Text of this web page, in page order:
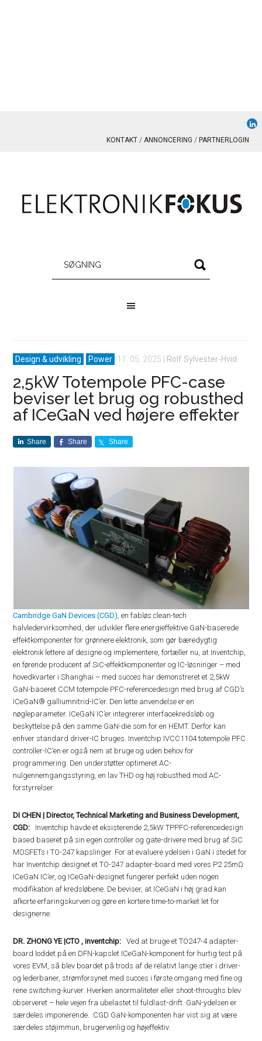
KONTAKT ANNONCERING PARTNERLOGIN
Design & udvikling Power 11. 05. 2025 Rolf Sylvester-Hvid
2,5kW Totempole PFC-case
beviser let brug og robusthed
af ICeGaN ved højere effekter
Share Share Share
Cambridge GaN Devices (CGD), en fabløs clean-tech
halvledervirksomhed, der udvikler flere energieffektive GaN-baserede
effektkomponenter for grønnere elektronik, som gør bæredygtig
elektronik lettere af designe og implementere, fortæller nu, at Inventchip,
en førende producent af SiC-effektkomponenter og IC-løsninger – med
hovedkvarter i Shanghai – med succes har demonstreret et 2,5kW
GaN-baseret CCM totempole PFC-referencedesign med brug af CGD’s
ICeGaN® galliumnitrid-IC’er. Den lette anvendelse er en
nøgleparameter. ICeGaN IC’er integrerer interfacekredsløb og
beskyttelse på den samme GaN-die som for en HEMT. Derfor kan
enhver standard driver-IC bruges. Inventchip IVCC1104 totempole PFC
controller-IC’en er også nem at bruge og uden behov for
programmering. Den understøtter optimeret AC-
nulgennemgangsstyring, en lav THD og høj robusthed mod AC-
forstyrrelser.
DI CHEN | Director, Technical Marketing and Business Development,
CGD: Inventchip havde et eksisterende 2,5kW TPPFC-referencedesign
based baseret på sin egen controller og gate-drivere med brug af SiC
MOSFETs i TO-247 kapslinger. For at evaluere ydelsen i GaN i stedet for
har Inventchip designet et TO-247 adapter-board med vores P2 25mΩ
ICeGaN IC’er, og ICeGaN-designet fungerer perfekt uden nogen
modifikation af kredsløbene. De beviser, at ICeGaN i høj grad kan
afkorte erfaringskurven og gøre en kortere time-to-market let for
designerne.
DR. ZHONG YE |CTO , inventchip: Ved at bruge et TO247-4 adapter-
board loddet på en DFN-kapslet ICeGaN-komponent for hurtig test på
vores EVM, så blev boardet på trods af de relativt lange stier i driver-
og lederbaner, strømforsynet med succes i første omgang med fine og
rene switching-kurver. Hverken anormaliteter eller shoot-throughs blev
observeret – hele vejen fra ubelastet til fuldlast-drift. GaN-ydelsen er
særdeles imponerende. CGD GaN-komponenten har vist sig at være
særdeles støjimmun, brugervenlig og højeffektiv.